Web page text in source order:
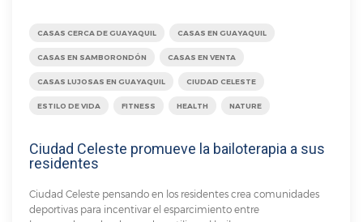
CASAS CERCA DE GUAYAQUIL CASAS EN GUAYAQUIL
CASAS EN SAMBORONDÓN CASAS EN VENTA
CASAS LUJOSAS EN GUAYAQUIL CIUDAD CELESTE
ESTILO DE VIDA FITNESS HEALTH NATURE
Ciudad Celeste promueve la bailoterapia a sus
residentes
Ciudad Celeste pensando en los residentes crea comunidades
deportivas para incentivar el esparcimiento entre